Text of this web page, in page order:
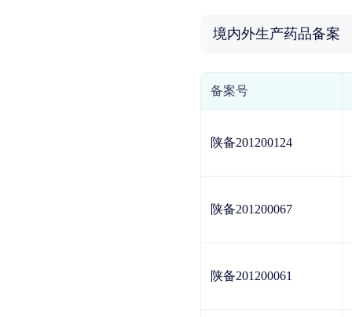
境内外生产药品备案
备案号
陕备201200124
陕备201200067
陕备201200061